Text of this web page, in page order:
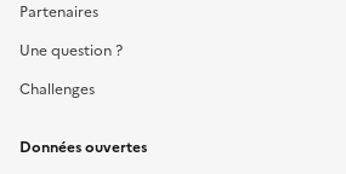
Partenaires
Une question ?
Challenges
Données ouvertes